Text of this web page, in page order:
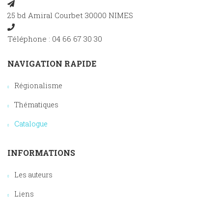
25 bd Amiral Courbet 30000 NIMES
Téléphone : 04 66 67 30 30
NAVIGATION RAPIDE
Régionalisme
Thématiques
Catalogue
INFORMATIONS
Les auteurs
Liens